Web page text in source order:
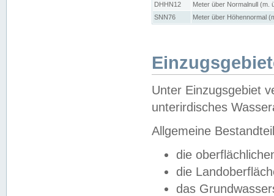
DHHN12
Meter über Normalnull (m.
SNN76
Meter über Höhennormal
Unter Einzugsgebiet
unterirdisches
Allgemeine
die
die
das